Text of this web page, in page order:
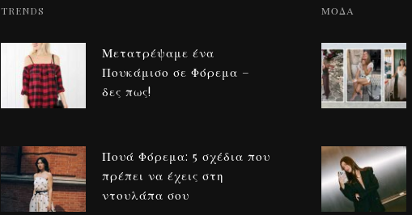
TRENDS
Μετατρέψαμε ένα
Πουκάμισο σε Φόρεμα –
δες πως!
Πουά Φόρεμα: 5 σχέδια που
πρέπει να έχεις στη
ντουλάπα σου
ΜΟΔΑ